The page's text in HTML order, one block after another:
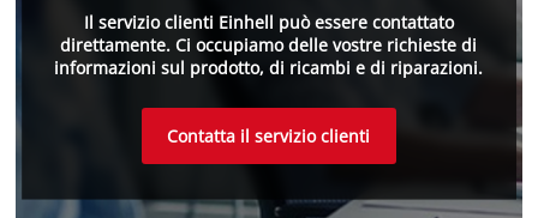
Il servizio clienti Einhell può essere contattato
direttamente. Ci occupiamo delle vostre richieste di
informazioni sul prodotto, di ricambi e di riparazioni.
Contatta il servizio clienti